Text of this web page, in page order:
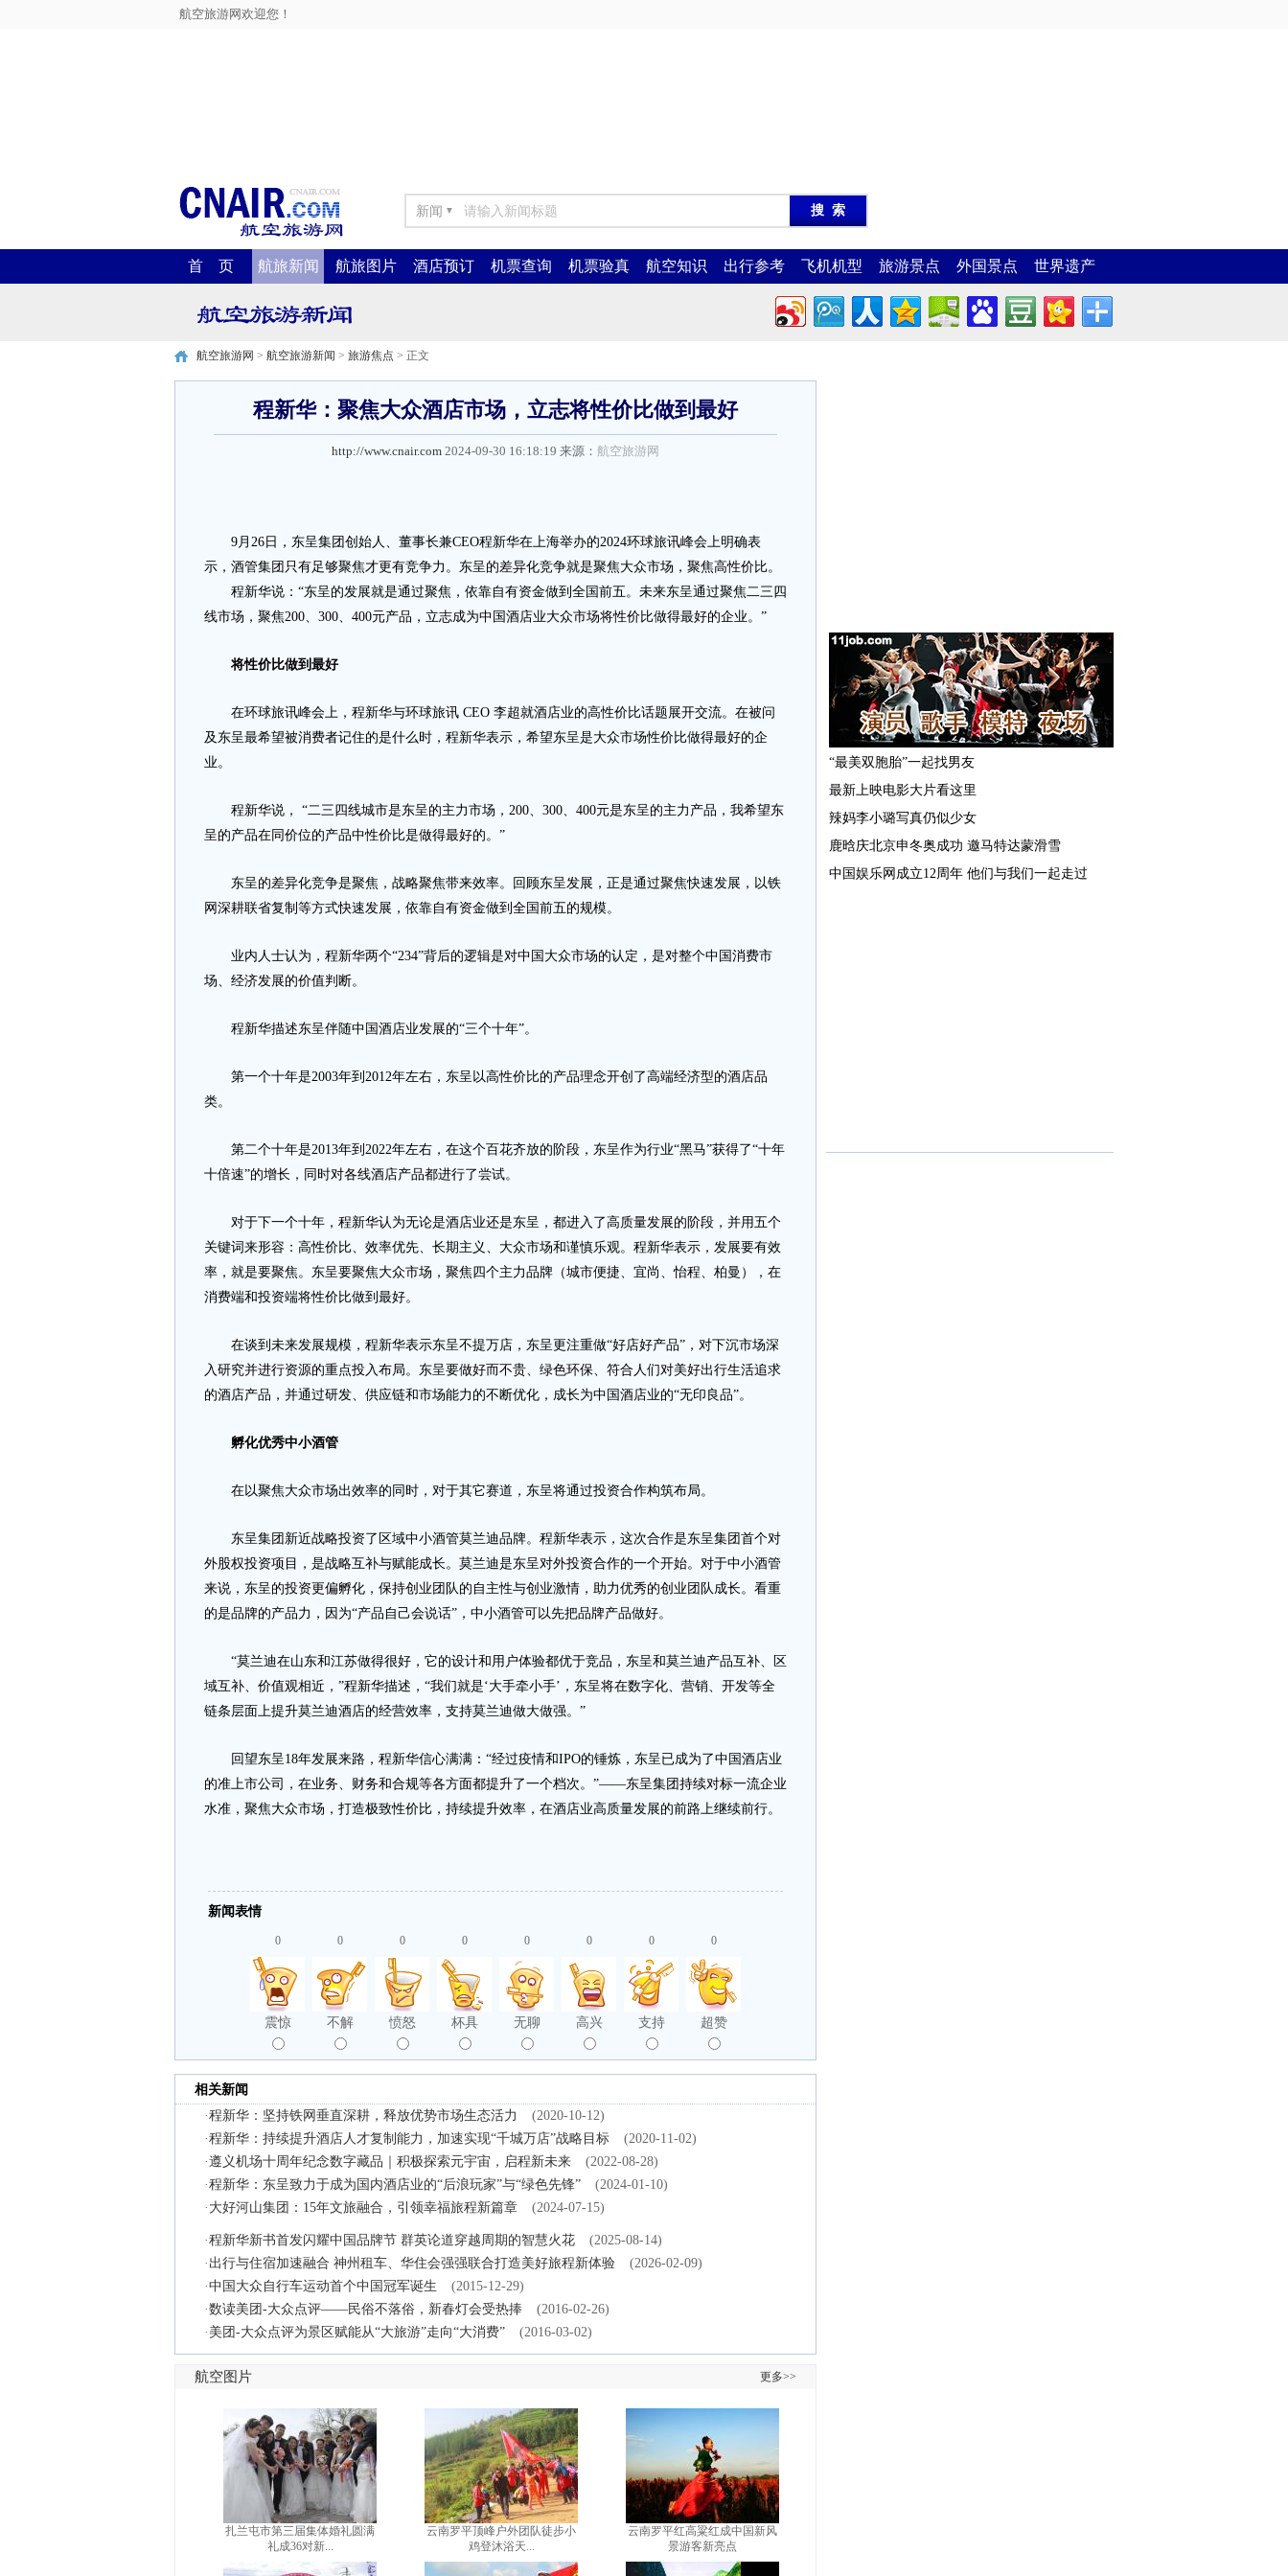
航空旅游网欢迎您！
新闻 ▼
首 页 航旅新闻 航旅图片 酒店预订 机票查询 机票验真 航空知识 出行参考 飞机机型 旅游景点 外国景点 世界遗产
航空旅游网 > 航空旅游新闻 > 旅游焦点 > 正文
程新华：聚焦大众酒店市场，立志将性价比做到最好
http://www.cnair.com 2024-09-30 16:18:19 来源： 航空旅游网
9月26日，东呈集团创始人、董事长兼CEO程新华在上海举办的2024环球旅讯峰会上明确表
示，酒管集团只有足够聚焦才更有竞争力。东呈的差异化竞争就是聚焦大众市场，聚焦高性价比。
程新华说：“东呈的发展就是通过聚焦，依靠自有资金做到全国前五。未来东呈通过聚焦二三四
线市场，聚焦200、300、400元产品，立志成为中国酒店业大众市场将性价比做得最好的企业。”
将性价比做到最好
在环球旅讯峰会上，程新华与环球旅讯 CEO 李超就酒店业的高性价比话题展开交流。在被问
及东呈最希望被消费者记住的是什么时，程新华表示，希望东呈是大众市场性价比做得最好的企
业。
程新华说， “二三四线城市是东呈的主力市场，200、300、400元是东呈的主力产品，我希望东
呈的产品在同价位的产品中性价比是做得最好的。”
东呈的差异化竞争是聚焦，战略聚焦带来效率。回顾东呈发展，正是通过聚焦快速发展，以铁
网深耕联省复制等方式快速发展，依靠自有资金做到全国前五的规模。
业内人士认为，程新华两个“234”背后的逻辑是对中国大众市场的认定，是对整个中国消费市
场、经济发展的价值判断。
程新华描述东呈伴随中国酒店业发展的“三个十年”。
第一个十年是2003年到2012年左右，东呈以高性价比的产品理念开创了高端经济型的酒店品
类。
第二个十年是2013年到2022年左右，在这个百花齐放的阶段，东呈作为行业“黑马”获得了“十年
十倍速”的增长，同时对各线酒店产品都进行了尝试。
对于下一个十年，程新华认为无论是酒店业还是东呈，都进入了高质量发展的阶段，并用五个
关键词来形容：高性价比、效率优先、长期主义、大众市场和谨慎乐观。程新华表示，发展要有效
率，就是要聚焦。东呈要聚焦大众市场，聚焦四个主力品牌（城市便捷、宜尚、怡程、柏曼），在
消费端和投资端将性价比做到最好。
在谈到未来发展规模，程新华表示东呈不提万店，东呈更注重做“好店好产品”，对下沉市场深
入研究并进行资源的重点投入布局。东呈要做好而不贵、绿色环保、符合人们对美好出行生活追求
的酒店产品，并通过研发、供应链和市场能力的不断优化，成长为中国酒店业的“无印良品”。
孵化优秀中小酒管
在以聚焦大众市场出效率的同时，对于其它赛道，东呈将通过投资合作构筑布局。
东呈集团新近战略投资了区域中小酒管莫兰迪品牌。程新华表示，这次合作是东呈集团首个对
外股权投资项目，是战略互补与赋能成长。莫兰迪是东呈对外投资合作的一个开始。对于中小酒管
来说，东呈的投资更偏孵化，保持创业团队的自主性与创业激情，助力优秀的创业团队成长。看重
的是品牌的产品力，因为“产品自己会说话”，中小酒管可以先把品牌产品做好。
“莫兰迪在山东和江苏做得很好，它的设计和用户体验都优于竞品，东呈和莫兰迪产品互补、区
域互补、价值观相近，”程新华描述，“我们就是‘大手牵小手’，东呈将在数字化、营销、开发等全
链条层面上提升莫兰迪酒店的经营效率，支持莫兰迪做大做强。”
回望东呈18年发展来路，程新华信心满满：“经过疫情和IPO的锤炼，东呈已成为了中国酒店业
的准上市公司，在业务、财务和合规等各方面都提升了一个档次。”——东呈集团持续对标一流企业
水准，聚焦大众市场，打造极致性价比，持续提升效率，在酒店业高质量发展的前路上继续前行。
新闻表情
0
震惊
0
不解
0
愤怒
0
杯具
0
无聊
0
高兴
0
支持
0
超赞
相关新闻
·程新华：坚持铁网垂直深耕，释放优势市场生态活力
(2020-10-12)
·程新华：持续提升酒店人才复制能力，加速实现“千城万店”战略目标
(2020-11-02)
·遵义机场十周年纪念数字藏品｜积极探索元宇宙，启程新未来
(2022-08-28)
·程新华：东呈致力于成为国内酒店业的“后浪玩家”与“绿色先锋”
(2024-01-10)
· 大好河山集团：15年文旅融合，引领幸福旅程新篇章 (2024-07-15)
·程新华新书首发闪耀中国品牌节 群英论道穿越周期的智慧火花
(2025-08-14)
· 出行与住宿加速融合 神州租车、华住会强强联合打造美好旅程新体验
(2026-02-09)
·中国大众自行车运动首个中国冠军诞生
(2015-12-29)
·数读美团-大众点评——民俗不落俗，新春灯会受热捧
(2016-02-26)
· 美团-大众点评为景区赋能从“大旅游”走向“大消费” (2016-03-02)
航空图片 更多>>
扎兰屯市第三届集体婚礼圆满
礼成36对新...
云南罗平顶峰户外团队徒步小
鸡登沐浴天...
云南罗平红高粱红成中国新风
景游客新亮点